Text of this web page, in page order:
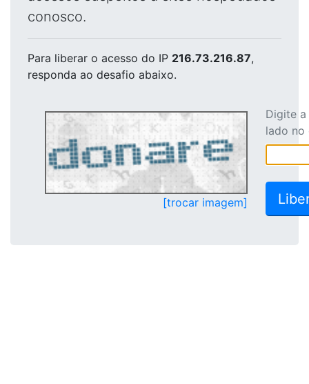
conosco.
Para liberar o acesso do IP 216.73.216.87,
responda ao desafio abaixo.
[trocar imagem]
Digite
lado no